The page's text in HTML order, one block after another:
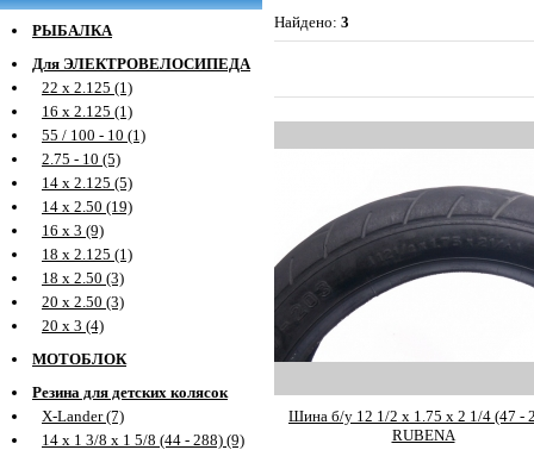
РЫБАЛКА
Для ЭЛЕКТРОВЕЛОСИПЕДА
22 х 2.125 (1)
16 х 2.125 (1)
55 / 100 - 10 (1)
2.75 - 10 (5)
14 х 2.125 (5)
14 х 2.50 (19)
16 х 3 (9)
18 х 2.125 (1)
18 х 2.50 (3)
20 х 2.50 (3)
20 х 3 (4)
МОТОБЛОК
Резина для детских колясок
X-Lander (7)
14 х 1 3/8 х 1 5/8 (44 - 288) (9)
Найдено: 3
Шина б/у 12 1/2 х 1.75 х 2 1/4 (47 -
RUBENA